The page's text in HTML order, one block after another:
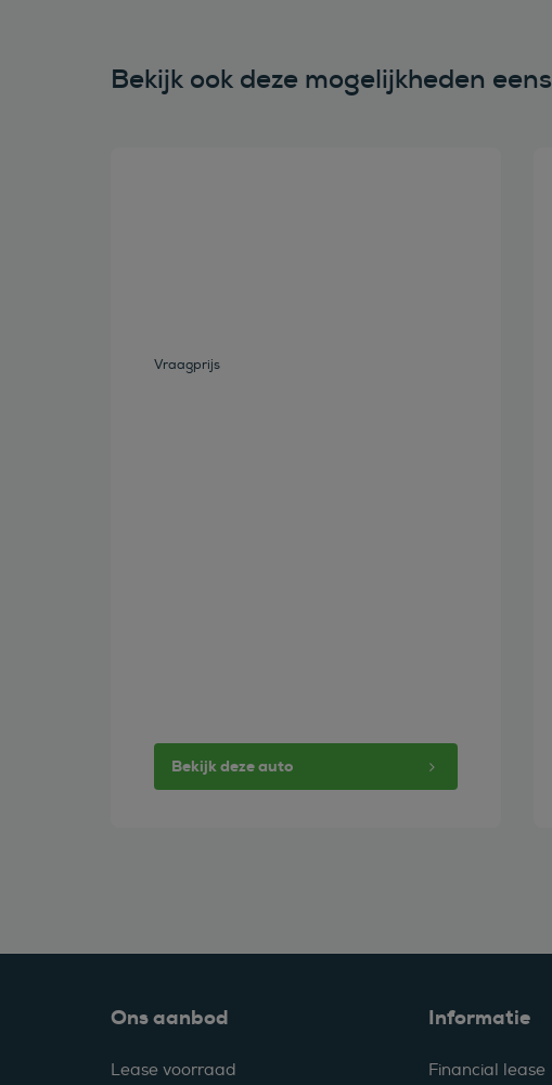
Bekijk ook deze mogelijkheden eens
Vraagprijs
Bekijk deze auto
Ons aanbod
Lease voorraad
Informatie
Financial lease